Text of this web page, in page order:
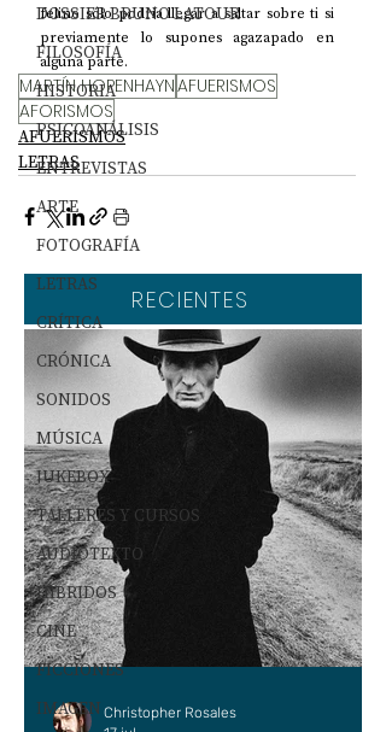
DOSSIER BRUNO LATOUR
FILOSOFÍA
HISTORIA
PSICOANÁLISIS
ENTREVISTAS
ARTE
FOTOGRAFÍA
LETRAS
CRÍTICA
CRÓNICA
SONIDOS
MÚSICA
JUKEBOX
TALLERES Y CURSOS
AUDIOTEXTO
HÍBRIDOS
CINE
FICCIONES
IMAGEN
felino sólo podría llegar a saltar sobre ti si
previamente lo supones agazapado en
alguna parte.
MARTÍN HOPENHAYNAFUERISMOS
AFORISMOS
AFUERISMOS
LETRAS
RECIENTES
Christopher Rosales